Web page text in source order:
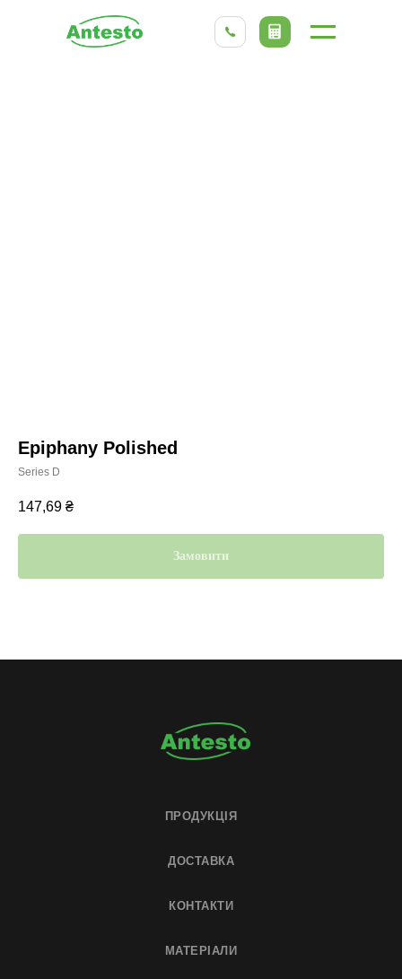
Epiphany Polished
Series D
147,69 ₴
Замовити
ПРОДУКЦІЯ
МАТЕРІАЛИ
ДОСТАВКА
КОНТАКТИ